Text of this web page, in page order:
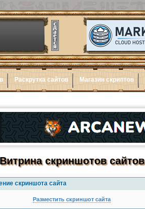
Раскрутка сайтов Магазин скриптов
Витрина скриншотов сайтов
скриншота сайта
Разместить скриншот сайта